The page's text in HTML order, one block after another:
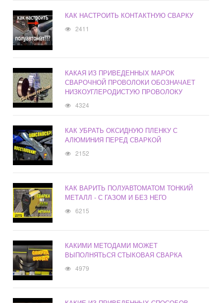
КАК НАСТРОИТЬ КОНТАКТНУЮ СВАРКУ
2411
КАКАЯ ИЗ ПРИВЕДЕННЫХ МАРОК
СВАРОЧНОЙ ПРОВОЛОКИ ОБОЗНАЧАЕТ
НИЗКОУГЛЕРОДИСТУЮ ПРОВОЛОКУ
4324
КАК УБРАТЬ ОКСИДНУЮ ПЛЕНКУ С
АЛЮМИНИЯ ПЕРЕД СВАРКОЙ
2152
КАК ВАРИТЬ ПОЛУАВТОМАТОМ ТОНКИЙ
МЕТАЛЛ - С ГАЗОМ И БЕЗ НЕГО
6215
КАКИМИ МЕТОДАМИ МОЖЕТ
ВЫПОЛНЯТЬСЯ СТЫКОВАЯ СВАРКА
4979